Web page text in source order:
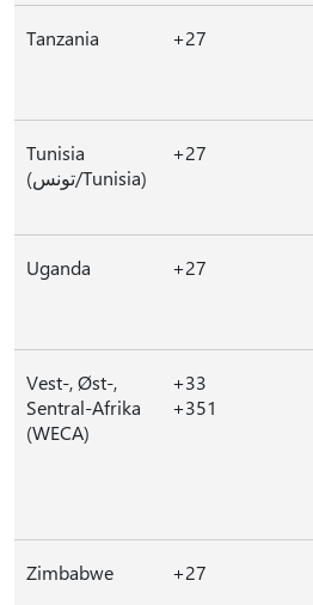
Tanzania +27
Tunisia
(تونس/Tunisia)
+27
Uganda +27
Vest-, Øst-,
Sentral-Afrika
(WECA)
+33
+351
Zimbabwe +27